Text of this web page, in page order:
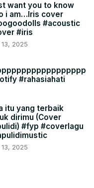
want you to know
i am…Iris cover
#acoustic
#iris
2025
#rahasiahati
itu yang terbaik
dirimu (Cover
#fyp #coverlagu
2025